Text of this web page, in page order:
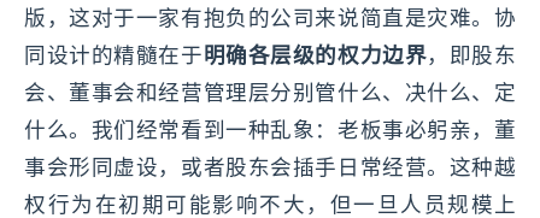
版，这对于一家有抱负的公司来说简直是灾难。协
同设计的精髓在于明确各层级的权力边界，即股东
会、董事会和经营管理层分别管什么、决什么、定
什么。我们经常看到一种乱象：老板事必躬亲，董
事会形同虚设，或者股东会插手日常经营。这种越
权行为在初期可能影响不大，但一旦人员规模上